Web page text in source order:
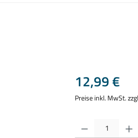
Regulärer Preis:
12,99 €
Preise inkl. MwSt.
Produkt Anzahl: Gib